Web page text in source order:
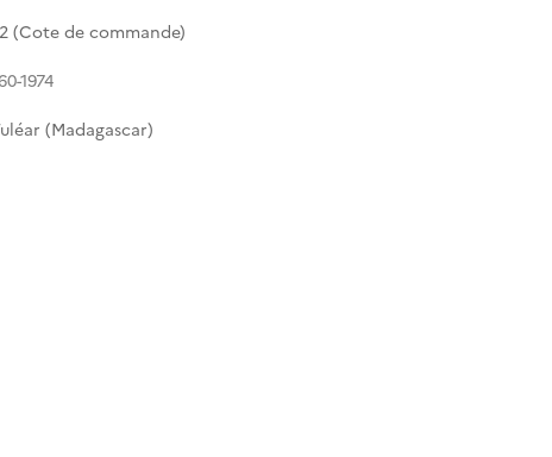
(Cote de commande)
1974
(Madagascar)